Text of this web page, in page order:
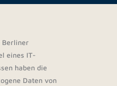
Berliner
eines IT-
haben die
Daten von